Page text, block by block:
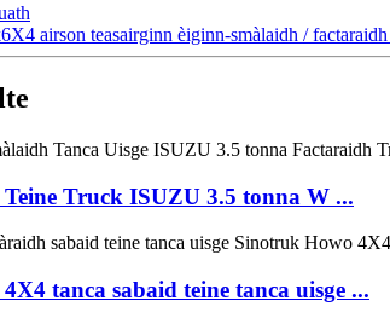
airson teasairginn èiginn-smàlaidh /
Teine Truck ISUZU 3.5 tonna W ...
tanca sabaid teine ​​​​tanca uisge ...